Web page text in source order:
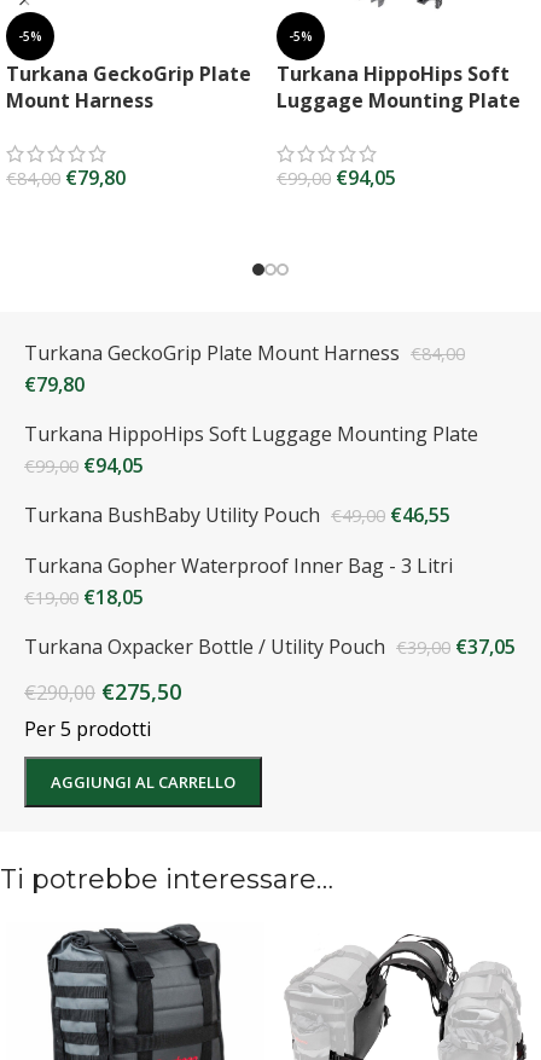
-5%
Turkana GeckoGrip Plate
Mount Harness
€84,00 €79,80
-5%
Turkana HippoHips Soft
Luggage Mounting Plate
€99,00 €94,05
Turkana GeckoGrip Plate Mount Harness €84,00
€79,80
Turkana HippoHips Soft Luggage Mounting Plate
€99,00 €94,05
Turkana BushBaby Utility Pouch €49,00 €46,55
Turkana Gopher Waterproof Inner Bag - 3 Litri
€19,00 €18,05
Turkana Oxpacker Bottle / Utility Pouch €39,00 €37,05
€290,00 €275,50
Per 5 prodotti
AGGIUNGI AL CARRELLO
Ti potrebbe interessare…